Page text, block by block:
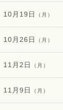
10月19日 （月）
10月26日 （月）
11月2日 （月）
11月9日 （月）